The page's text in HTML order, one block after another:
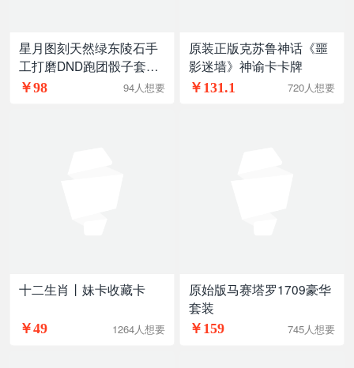
星月图刻天然绿东陵石手
工打磨DND跑团骰子套组
博德之
￥98 94人想要
原装正版克苏鲁神话《噩
影迷墙》神谕卡卡牌
￥131.1 720人想要
十二生肖丨妹卡收藏卡
￥49 1264人想要
原始版马赛塔罗1709豪华
套装
￥159 745人想要